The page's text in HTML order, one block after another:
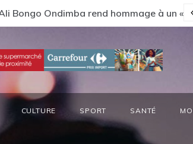
la réunion annuelle du Comité National
CULTURE SPORT SANTÉ